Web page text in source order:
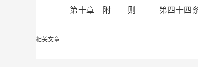
第十章 附 则 第四十四条 本条
相关文章